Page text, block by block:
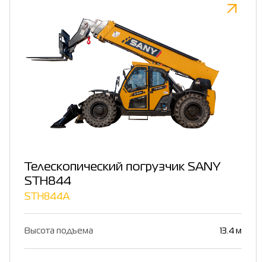
Телескопический погрузчик SANY
STH844
STH844A
Высота подъема 13.4 м